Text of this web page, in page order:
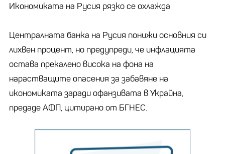
Икономиката на Русия рязко се охлажда
Централната банка на Русия понижи основния си
лихвен процент, но предупреди, че инфлацията
остава прекалено висока на фона на
нарастващите опасения за забавяне на
икономиката заради офанзивата в Украйна,
предаде АФП, цитирано от БГНЕС.